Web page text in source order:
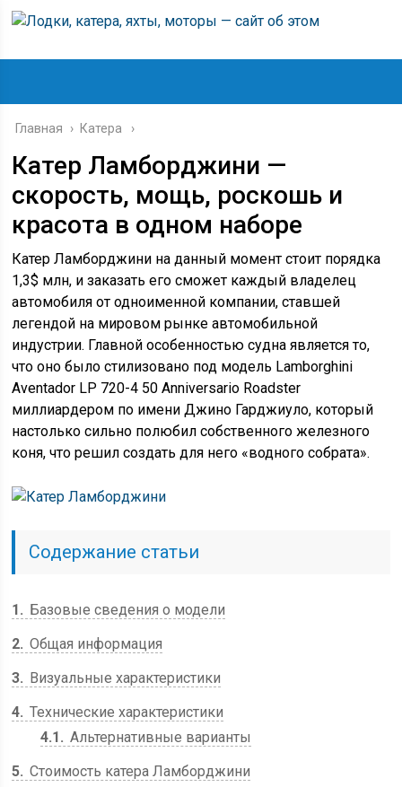
Главная › Катера
Катер Ламборджини —
скорость, мощь, роскошь и
красота в одном наборе
Катер Ламборджини на данный момент стоит порядка
1,3$ млн, и заказать его сможет каждый владелец
автомобиля от одноименной компании, ставшей
легендой на мировом рынке автомобильной
индустрии. Главной особенностью судна является то,
что оно было стилизовано под модель Lamborghini
Aventador LP 720-4 50 Anniversario Roadster
миллиардером по имени Джино Гарджиуло, который
настолько сильно полюбил собственного железного
коня, что решил создать для него «водного собрата».
Содержание статьи
1
Базовые сведения о модели
2 Общая информация
3
Визуальные характеристики
4 Технические характеристики
4.1
Альтернативные варианты
5 Стоимость катера Ламборджини